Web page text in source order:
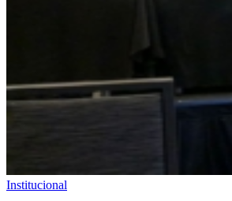
Institucional